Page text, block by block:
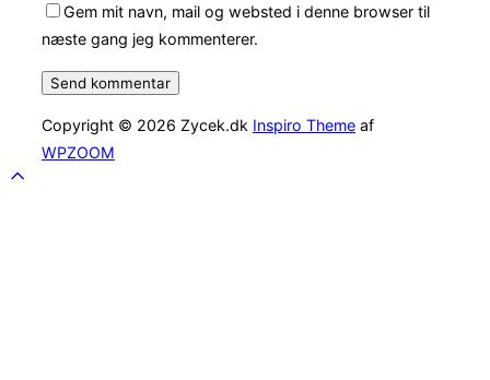
Gem mit navn, mail og websted i denne browser til
næste gang jeg kommenterer.
Copyright © 2026 Zycek.dk Inspiro Theme af
WPZOOM